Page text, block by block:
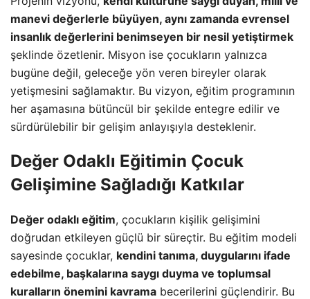
manevi değerlerle büyüyen, aynı zamanda evrensel
insanlık değerlerini benimseyen bir nesil yetiştirmek
şeklinde özetlenir. Misyon ise çocukların yalnızca
bugüne değil, geleceğe yön veren bireyler olarak
yetişmesini sağlamaktır. Bu vizyon, eğitim programının
her aşamasına bütüncül bir şekilde entegre edilir ve
sürdürülebilir bir gelişim anlayışıyla desteklenir.
Değer Odaklı Eğitimin Çocuk
Gelişimine Sağladığı Katkılar
Değer odaklı eğitim, çocukların kişilik gelişimini
doğrudan etkileyen güçlü bir süreçtir. Bu eğitim modeli
sayesinde çocuklar, kendini tanıma, duygularını ifade
edebilme, başkalarına saygı duyma ve toplumsal
kuralların önemini kavrama becerilerini güçlendirir. Bu